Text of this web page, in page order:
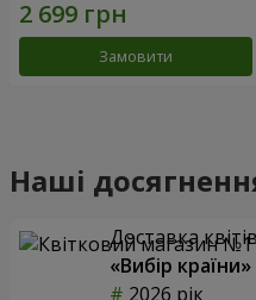
Замовити
Наші
Доставка
«Вибір країни»
2026 рік